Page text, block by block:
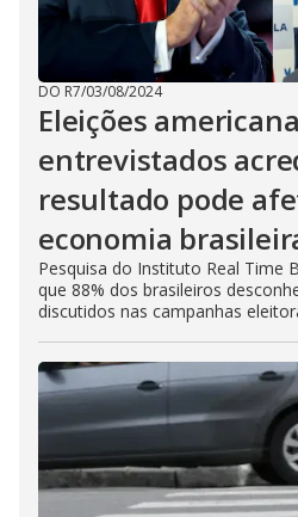
DO R7/03/08/2024
Eleições
entrevistados
resultado pode
economia
Pesquisa do Instituto Real Time
que 88% dos brasileiros
discutidos nas campanhas